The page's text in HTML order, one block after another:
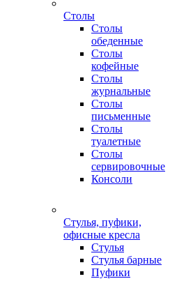
Столы
Столы
обеденные
Столы
кофейные
Столы
журнальные
Столы
письменные
Столы
туалетные
Столы
сервировочные
Консоли
Стулья, пуфики,
офисные кресла
Стулья
Стулья барные
Пуфики